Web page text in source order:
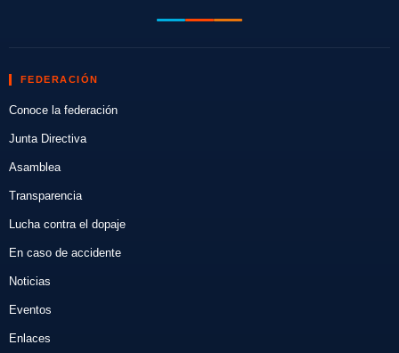
FEDERACIÓN
Conoce la federación
Junta Directiva
Asamblea
Transparencia
Lucha contra el dopaje
En caso de accidente
Noticias
Eventos
Enlaces